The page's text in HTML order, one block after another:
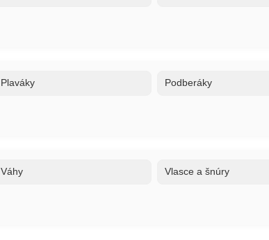
Plaváky Podberáky
Váhy Vlasce a šnúry